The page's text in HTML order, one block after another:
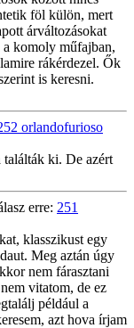
föl külön, mert
árváltozásokat
komoly műfajban,
rákérdezel. Ők
is keresni.
orlandofurioso
találták ki. De azért
erre: 251
klasszikust egy
Meg aztán úgy
nem fárasztani
vitatom, de ez
például a
azt hova írjam